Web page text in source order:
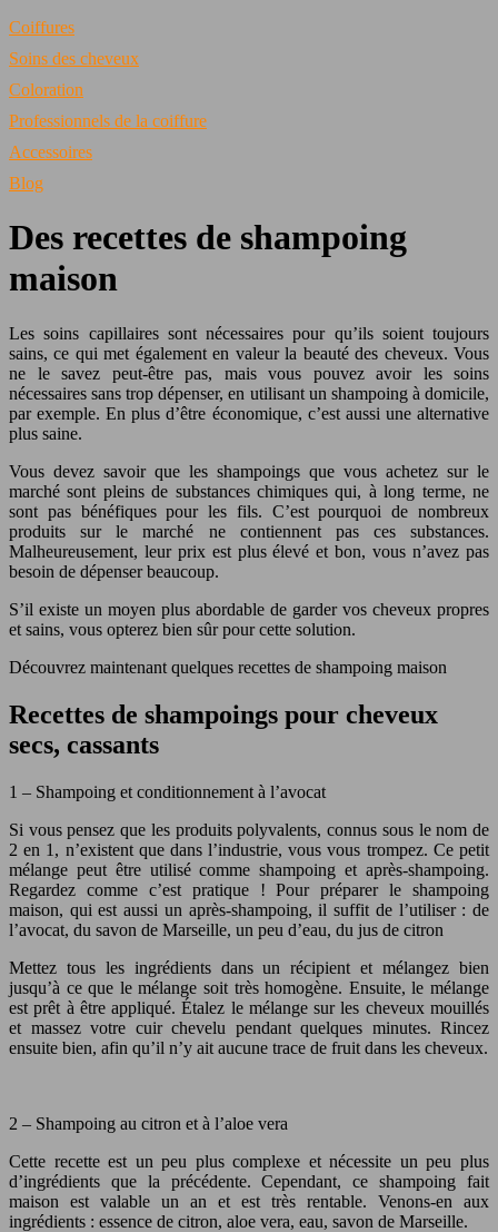
Coiffures
Soins des cheveux
Coloration
Professionnels de la coiffure
Accessoires
Blog
Des recettes de shampoing
maison
Les soins capillaires sont nécessaires pour qu’ils soient toujours
sains, ce qui met également en valeur la beauté des cheveux. Vous
ne le savez peut-être pas, mais vous pouvez avoir les soins
nécessaires sans trop dépenser, en utilisant un shampoing à domicile,
par exemple. En plus d’être économique, c’est aussi une alternative
plus saine.
Vous devez savoir que les shampoings que vous achetez sur le
marché sont pleins de substances chimiques qui, à long terme, ne
sont pas bénéfiques pour les fils. C’est pourquoi de nombreux
produits sur le marché ne contiennent pas ces substances.
Malheureusement, leur prix est plus élevé et bon, vous n’avez pas
besoin de dépenser beaucoup.
S’il existe un moyen plus abordable de garder vos cheveux propres
et sains, vous opterez bien sûr pour cette solution.
Découvrez maintenant quelques recettes de shampoing maison
Recettes de shampoings pour cheveux
secs, cassants
1 – Shampoing et conditionnement à l’avocat
Si vous pensez que les produits polyvalents, connus sous le nom de
2 en 1, n’existent que dans l’industrie, vous vous trompez. Ce petit
mélange peut être utilisé comme shampoing et après-shampoing.
Regardez comme c’est pratique ! Pour préparer le shampoing
maison, qui est aussi un après-shampoing, il suffit de l’utiliser : de
l’avocat, du savon de Marseille, un peu d’eau, du jus de citron
Mettez tous les ingrédients dans un récipient et mélangez bien
jusqu’à ce que le mélange soit très homogène. Ensuite, le mélange
est prêt à être appliqué. Étalez le mélange sur les cheveux mouillés
et massez votre cuir chevelu pendant quelques minutes. Rincez
ensuite bien, afin qu’il n’y ait aucune trace de fruit dans les cheveux.
2 – Shampoing au citron et à l’aloe vera
Cette recette est un peu plus complexe et nécessite un peu plus
d’ingrédients que la précédente. Cependant, ce shampoing fait
maison est valable un an et est très rentable. Venons-en aux
ingrédients : essence de citron, aloe vera, eau, savon de Marseille.